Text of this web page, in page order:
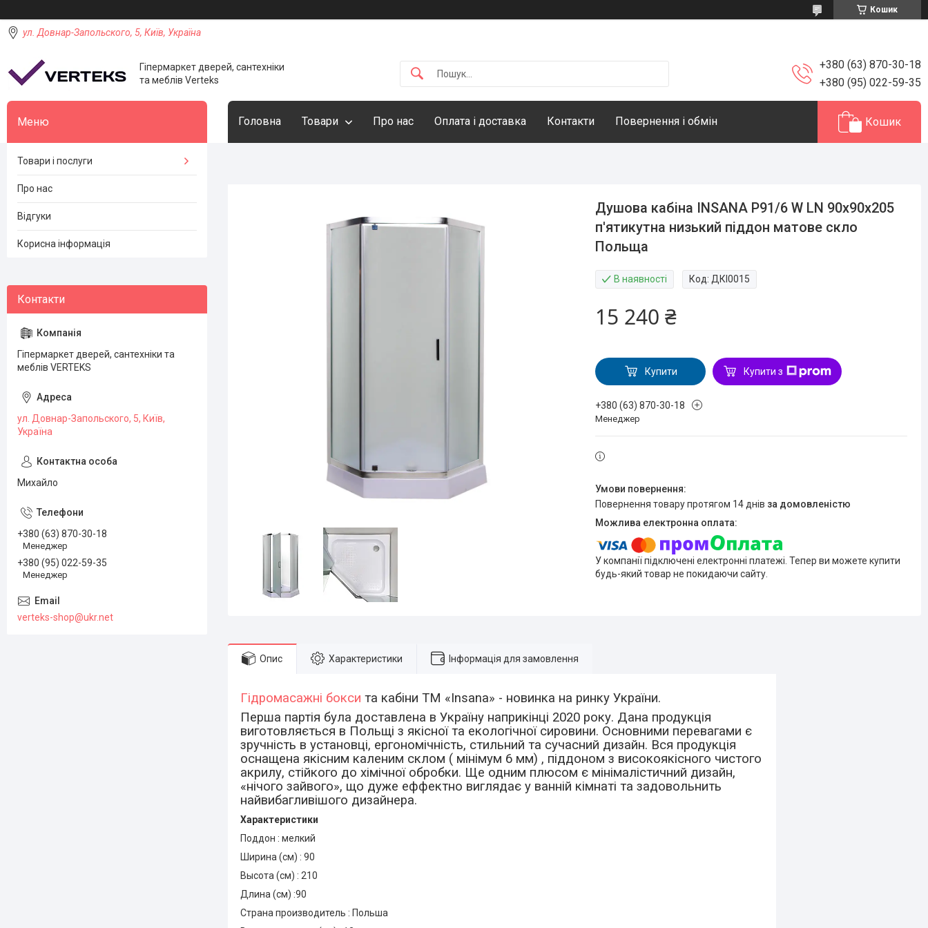
Кошик
ул. Довнар-Запольского, 5, Київ, Україна
Гіпермаркет дверей, сантехніки
та меблів Verteks
+380 (63) 870-30-18
+380 (95) 022-59-35
Головна Товари Про нас Оплата і доставка Контакти Повернення і обмін Кошик
Душова кабіна INSANA P91/6 W LN 90x90x205
п'ятикутна низький піддон матове скло
Польща
В наявності Код: ДКІ0015
15 240 ₴
Купити Купити з
+380 (63) 870-30-18
Менеджер
повернення товару протягом 14 днів за домовленістю
У компанії підключені електронні платежі. Тепер ви можете купити
будь-який товар не покидаючи сайту.
Опис Характеристики Інформація для замовлення
Гідромасажні бокси та кабіни ТМ «Insana» - новинка на ринку України.
Перша партія була доставлена в Україну наприкінці 2020 року. Дана продукція
виготовляється в Польщі з якісної та екологічної сировини. Основними перевагами є
зручність в установці, ергономічність, стильний та сучасний дизайн. Вся продукція
оснащена якісним каленим склом ( мінімум 6 мм) , піддоном з високоякісного чистого
акрилу, стійкого до хімічної обробки. Ще одним плюсом є мінімалістичний дизайн,
«нічого зайвого», що дуже еффектно виглядає у ванній кімнаті та задовольнить
найвибагливішого дизайнера.
Характеристики
Поддон : мелкий
Ширина (см) : 90
Высота (см) : 210
Длина (см) :90
Страна производитель : Польша
Товари і послуги
Про нас
Відгуки
Корисна інформація
Гіпермаркет дверей, сантехніки та
меблів VERTEKS
ул. Довнар-Запольского, 5, Київ,
Україна
Михайло
+380 (63) 870-30-18
Менеджер
+380 (95) 022-59-35
Менеджер
verteks-shop@ukr.net